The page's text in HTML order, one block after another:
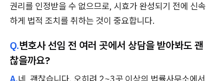
권리를 인정받을 수 없으므로, 시효가 완성되기 전에 신속
하게 법적 조치를 취하는 것이 중요합니다.
Q.변호사 선임 전 여러 곳에서 상담을 받아봐도 괜
찮을까요?